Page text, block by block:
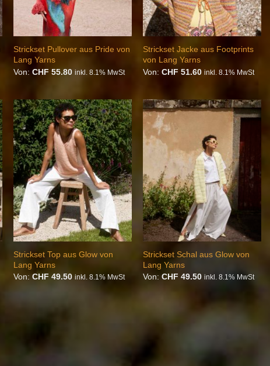
Strickset Pullover aus Pride von
Lang Yarns
Von:CHF 55.80 inkl. 8.1% MwSt
Strickset Jacke aus Footprints
von Lang Yarns
Von:CHF 51.60 inkl. 8.1% MwSt
Auf die
Wunschliste
Strickset Top aus Glow von
Lang Yarns
Von:CHF 49.50 inkl. 8.1% MwSt
Auf die
Wunschliste
Strickset Schal aus Glow von
Lang Yarns
Von:CHF 49.50 inkl. 8.1% MwSt